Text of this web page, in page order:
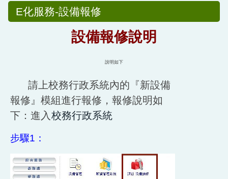
E化服務-設備報修
設備報修說明
說明如下
請上校務行政系統內的『新設備
報修』模組進行報修，報修說明如
下：進入 校務行政系統
步驟1 ：